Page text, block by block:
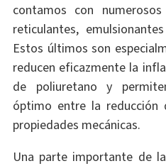
contamos con
reticulantes,
Estos últimos son
reducen eficazmente la
de poliuretano y
óptimo entre la reducción
propiedades mecánicas.
Una parte importante de